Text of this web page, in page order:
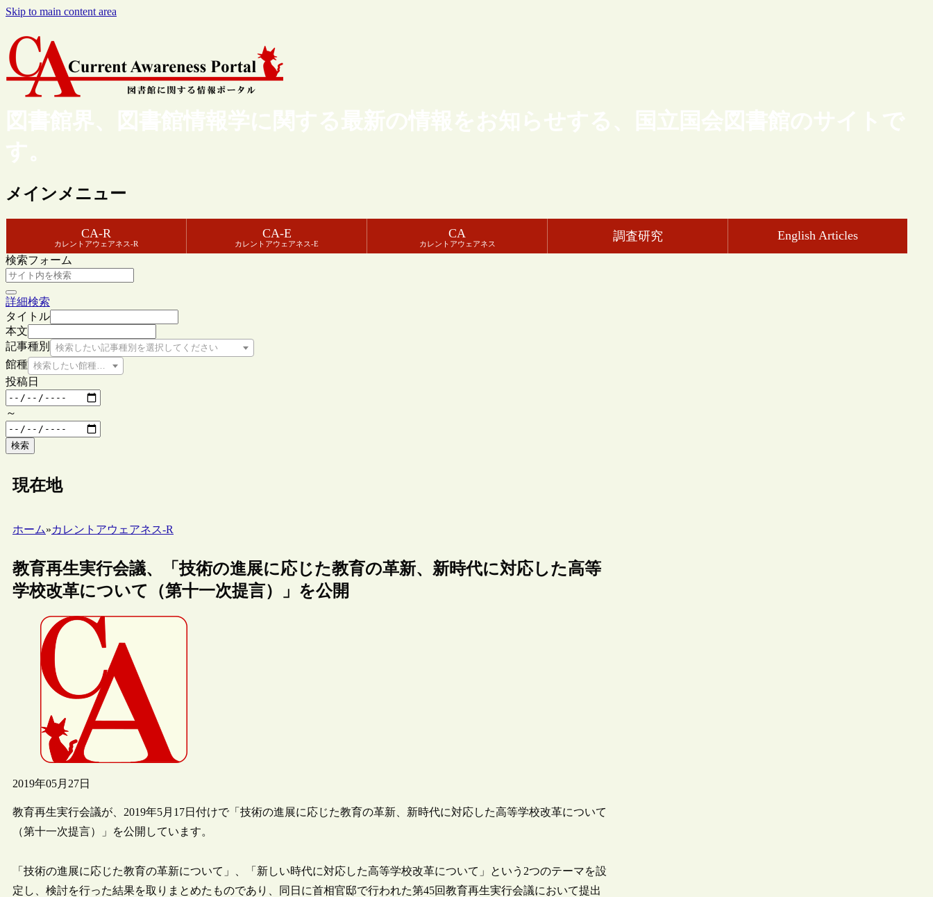
Skip to main content area
図書館界、図書館情報学に関する最新の情報をお知らせする、国立国会図書館のサイトで
す。
メインメニュー
CA-R
カレントアウェアネス-R
CA-E
カレントアウェアネス-E
CA
カレントアウェアネス
調査研究 English Articles
検索フォーム
詳細検索
タイトル
本文
記事種別
検索したい記事種別を選択してください
館種 検索したい館種を選択してください
投稿日
～
検索
現在地
ホーム»カレントアウェアネス-R
教育再生実行会議、「技術の進展に応じた教育の革新、新時代に対応した高等
学校改革について（第十一次提言）」を公開
2019年05月27日
教育再生実行会議が、2019年5月17日付けで「技術の進展に応じた教育の革新、新時代に対応した高等学校改革について
（第十一次提言）」を公開しています。
「技術の進展に応じた教育の革新について」、「新しい時代に対応した高等学校改革について」という2つのテーマを設
定し、検討を行った結果を取りまとめたものであり、同日に首相官邸で行われた第45回教育再生実行会議において提出